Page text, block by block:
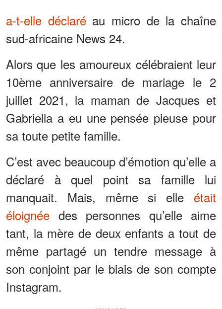
a-t-elle déclaréau micro de la chaîne
sud-africaine News 24.
Alors que les amoureux célébraient leur
10ème anniversaire de mariage le 2
juillet 2021, la maman de Jacques et
Gabriella a eu une pensée pieuse pour
sa toute petite famille.
C’est avec beaucoup d’émotion qu’elle a
déclaré à quel point sa famille lui
manquait. Mais, même si elle était
éloignée des personnes qu’elle aime
tant, la mère de deux enfants a tout de
même partagé un tendre message à
son conjoint par le biais de son compte
Instagram.